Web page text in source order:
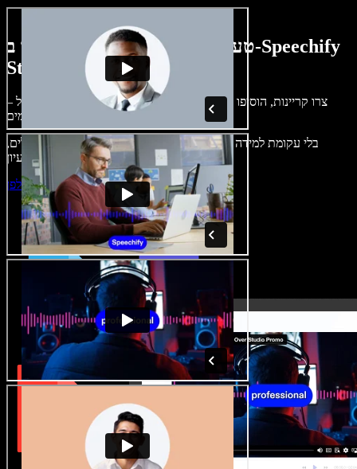
טעימה קטנה ממה שתוכלו ליצור ב-Speechify
Studio.
צרו קריינות, הוסיפו תמונות ללא זכויות, אודיו, סרטונים ושיבוט קול –
בלי עקומת למידה – הכול זמין בדפדפן. יוצרי תוכן כבר לא מוגבלים,
התחילו ליצור באולפן